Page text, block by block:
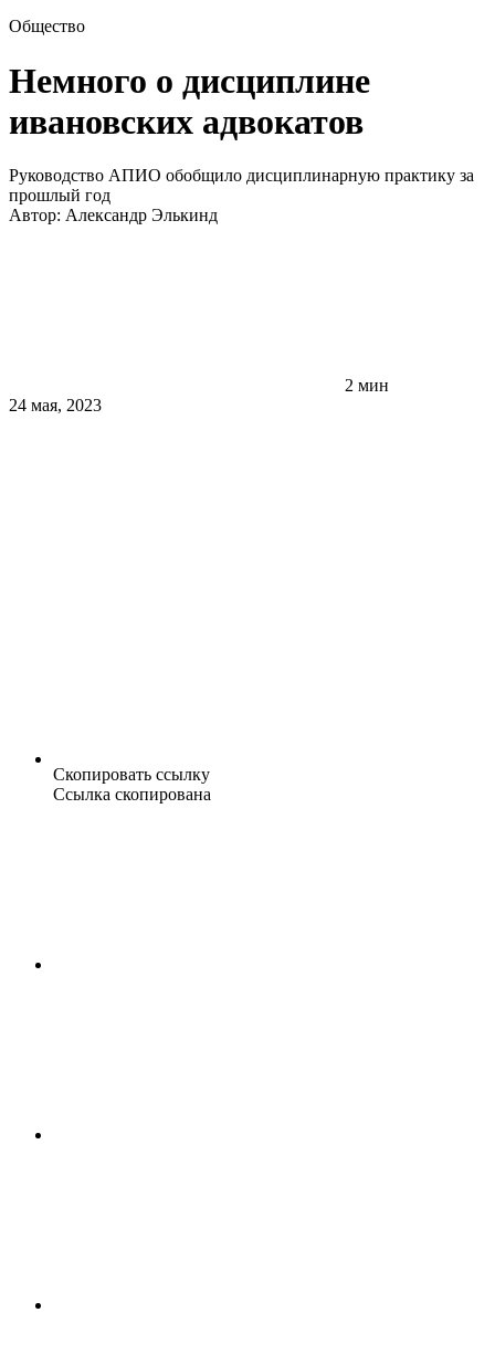
Общество
Немного о дисциплине
ивановских адвокатов
Руководство АПИО обобщило дисциплинарную практику за
прошлый год
Автор: Александр Элькинд
2 мин
24 мая, 2023
Скопировать ссылку
Ссылка скопирована